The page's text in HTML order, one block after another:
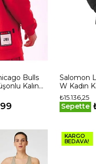
Bulls
Kalın
Salomon
W Kadın
₺15.136,25
Sepette
KARGO
BEDAVA!